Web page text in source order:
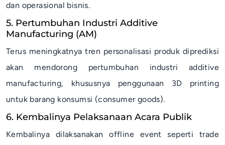
dan operasional bisnis.
5. Pertumbuhan Industri Additive
Manufacturing (AM)
Terus meningkatnya tren personalisasi produk diprediksi
akan mendorong pertumbuhan industri additive
manufacturing, khususnya penggunaan 3D printing
untuk barang konsumsi (consumer goods).
6. Kembalinya Pelaksanaan Acara Publik
Kembalinya dilaksanakan offline event seperti trade